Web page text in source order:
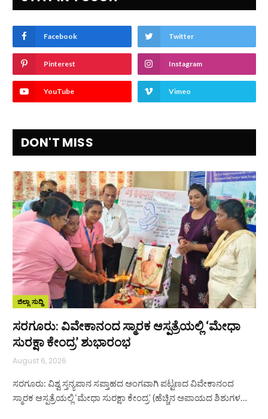
Facebook Twitter
Pinterest Instagram
YouTube Vimeo
DON'T MISS
ಜಿಲ್ಲಾ ಸುದ್ದಿ
ಸರಗೂರು: ವಿವೇಕಾನಂದ ಸ್ಮಾರಕ ಆಸ್ಪತ್ರೆಯಲ್ಲಿ ‘ಮೇಧಾ
ಸುರಕ್ಷಾ ಕೇಂದ್ರ’ ಶುಭಾರಂಭ
August 6, 2026
ಸರಗೂರು: ವಿಶ್ವ ಸ್ತನ್ಯಪಾನ ಸಪ್ತಾಹದ ಅಂಗವಾಗಿ ಪಟ್ಟಣದ ವಿವೇಕಾನಂದ
ಸ್ಮಾರಕ ಆಸ್ಪತ್ರೆಯಲ್ಲಿ ‘ಮೇಧಾ ಸುರಕ್ಷಾ ಕೇಂದ್ರ’ (ಹೆಚ್ಚಿನ ಅಪಾಯದ ಶಿಶುಗಳ…